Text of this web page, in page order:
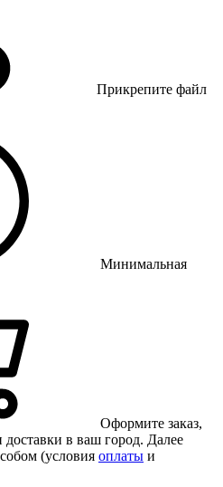
Прикрепите файл
Минимальная
Оформите заказ,
в ваш город. Далее
(условия оплаты и